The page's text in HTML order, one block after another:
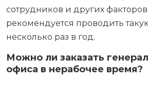
сотрудников и других
рекомендуется проводить
несколько раз в год.
Можно ли заказать
офиса в нерабочее время?